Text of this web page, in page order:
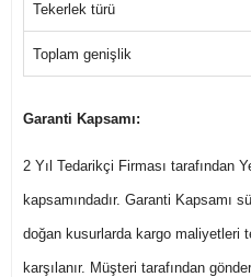
Tekerlek türü
Toplam genişlik
Garanti Kapsamı:
2 Yıl Tedarikçi Firması tarafından
kapsamındadır. Garanti Kapsamı
doğan kusurlarda kargo maliyetleri
karşılanır. Müşteri tarafından